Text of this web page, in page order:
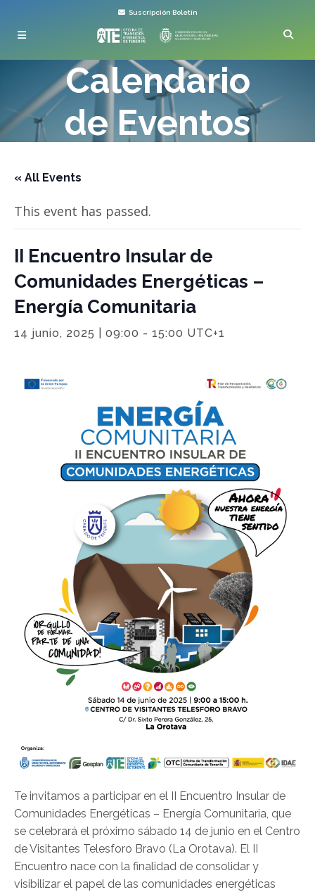
Suscripción Boletín
Calendario
de Eventos
« All Events
This event has passed.
II Encuentro Insular de
Comunidades Energéticas –
Energía Comunitaria
14 junio, 2025 | 09:00 - 15:00 UTC+1
Te invitamos a participar en el II Encuentro Insular de
Comunidades Energéticas – Energía Comunitaria, que
se celebrará el próximo sábado 14 de junio en el Centro
de Visitantes Telesforo Bravo (La Orotava). El II
Encuentro nace con la finalidad de consolidar y
visibilizar el papel de las comunidades energéticas